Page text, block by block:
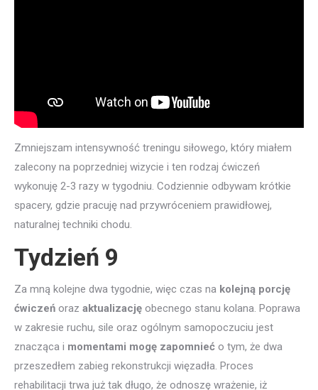
Zmniejszam intensywność treningu siłowego, który miałem
zalecony na poprzedniej wizycie i ten rodzaj ćwiczeń
wykonuję 2-3 razy w tygodniu. Codziennie odbywam krótkie
spacery, gdzie pracuję nad przywróceniem prawidłowej,
naturalnej techniki chodu.
Tydzień 9
Za mną kolejne dwa tygodnie, więc czas na kolejną porcję
ćwiczeń oraz aktualizację obecnego stanu kolana. Poprawa
w zakresie ruchu, sile oraz ogólnym samopoczuciu jest
znacząca i momentami mogę zapomnieć o tym, że dwa
przeszedłem zabieg rekonstrukcji więzadła. Proces
rehabilitacji trwa już tak długo, że odnoszę wrażenie, iż